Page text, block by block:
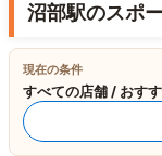
沼部駅のスポ
現在の条件
すべての店舗 / おす